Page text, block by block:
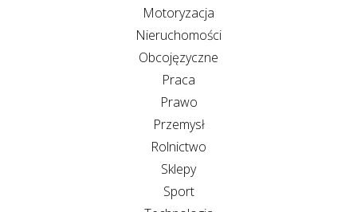
Motoryzacja
Nieruchomości
Obcojęzyczne
Praca
Prawo
Przemysł
Rolnictwo
Sklepy
Sport